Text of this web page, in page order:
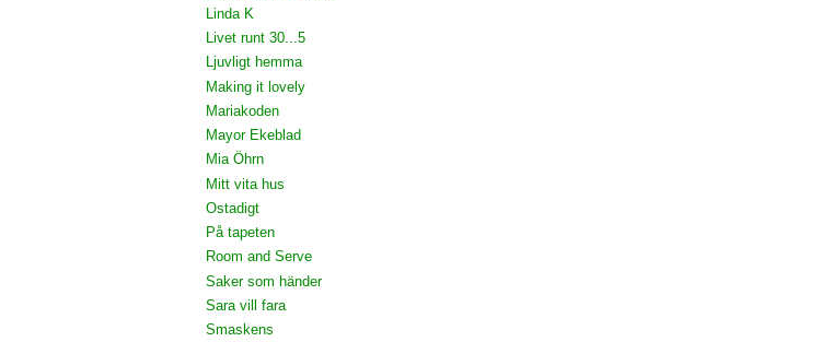
Linda K
Livet runt 30...5
Ljuvligt hemma
Making it lovely
Mariakoden
Mayor Ekeblad
Mia Öhrn
Mitt vita hus
Ostadigt
På tapeten
Room and Serve
Saker som händer
Sara vill fara
Smaskens